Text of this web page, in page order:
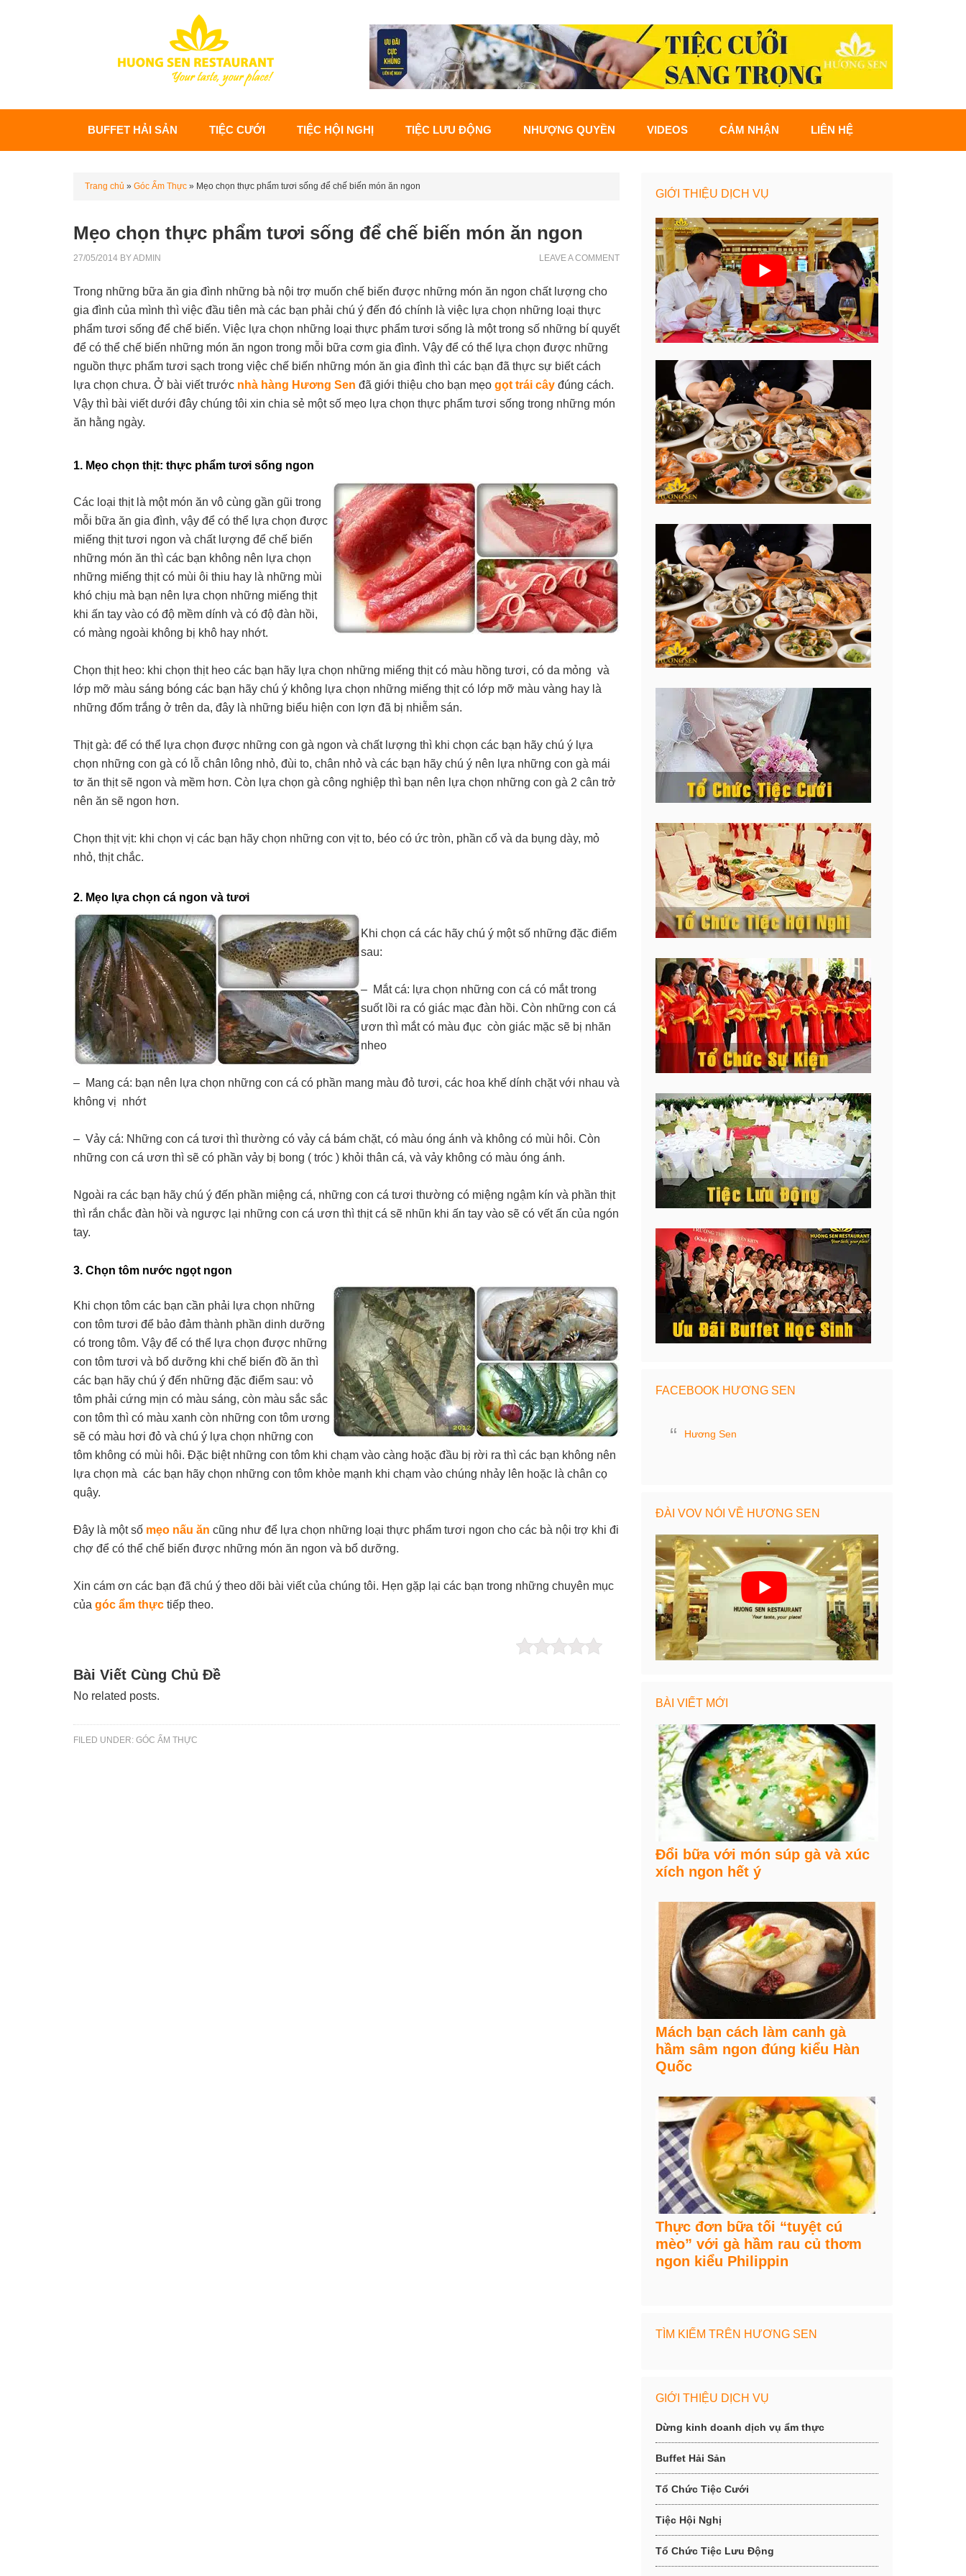
BUFFET HẢI SẢN TIỆC CƯỚI TIỆC HỘI NGHỊ TIỆC LƯU ĐỘNG NHƯỢNG QUYỀN VIDEOS CẢM NHẬN LIÊN HỆ
Trang chủ » Góc Ẩm Thực » Mẹo chọn thực phẩm tươi sống để chế biến món ăn ngon
Mẹo chọn thực phẩm tươi sống để chế biến món ăn ngon
27/05/2014 BYADMIN LEAVE A COMMENT
Trong những bữa ăn gia đình những bà nội trợ muốn chế biến được những món ăn ngon chất lượng cho
gia đình của mình thì việc đầu tiên mà các bạn phải chú ý đến đó chính là việc lựa chọn những loại thực
phẩm tươi sống để chế biến. Việc lựa chọn những loại thực phẩm tươi sống là một trong số những bí quyết
để có thể chế biến những món ăn ngon trong mỗi bữa cơm gia đình. Vậy để có thể lựa chọn được những
nguồn thực phẩm tươi sạch trong việc chế biến những món ăn gia đình thì các bạn đã thực sự biết cách
lựa chọn chưa. Ở bài viết trước nhà hàng Hương Sen đã giới thiệu cho bạn mẹo gọt trái cây đúng cách.
Vậy thì bài viết dưới đây chúng tôi xin chia sẻ một số mẹo lựa chọn thực phẩm tươi sống trong những món
ăn hằng ngày.
1. Mẹo chọn thịt: thực phẩm tươi sống ngon
Các loại thịt là một món ăn vô cùng gần gũi trong
mỗi bữa ăn gia đình, vậy để có thể lựa chọn được
miếng thịt tươi ngon và chất lượng để chế biến
những món ăn thì các bạn không nên lựa chọn
những miếng thịt có mùi ôi thiu hay là những mùi
khó chịu mà bạn nên lựa chọn những miếng thịt
khi ấn tay vào có độ mềm dính và có độ đàn hồi,
có màng ngoài không bị khô hay nhớt.
Chọn thịt heo: khi chọn thịt heo các bạn hãy lựa chọn những miếng thịt có màu hồng tươi, có da mỏng và
lớp mỡ màu sáng bóng các bạn hãy chú ý không lựa chọn những miếng thịt có lớp mỡ màu vàng hay là
những đốm trắng ở trên da, đây là những biểu hiện con lợn đã bị nhiễm sán.
Thịt gà: để có thể lựa chọn được những con gà ngon và chất lượng thì khi chọn các bạn hãy chú ý lựa
chọn những con gà có lỗ chân lông nhỏ, đùi to, chân nhỏ và các bạn hãy chú ý nên lựa những con gà mái
tơ ăn thịt sẽ ngon và mềm hơn. Còn lựa chọn gà công nghiệp thì bạn nên lựa chọn những con gà 2 cân trở
nên ăn sẽ ngon hơn.
Chọn thịt vịt: khi chọn vị các bạn hãy chọn những con vịt to, béo có ức tròn, phần cổ và da bụng dày, mỏ
nhỏ, thịt chắc.
2. Mẹo lựa chọn cá ngon và tươi
Khi chọn cá các hãy chú ý một số những đặc điểm
sau:
– Mắt cá: lựa chọn những con cá có mắt trong
suốt lồi ra có giác mạc đàn hồi. Còn những con cá
ươn thì mắt có màu đục còn giác mặc sẽ bị nhăn
nheo
– Mang cá: bạn nên lựa chọn những con cá có phần mang màu đỏ tươi, các hoa khế dính chặt với nhau và
không vị nhớt
– Vảy cá: Những con cá tươi thì thường có vảy cá bám chặt, có màu óng ánh và không có mùi hôi. Còn
những con cá ươn thì sẽ có phần vảy bị bong ( tróc ) khỏi thân cá, và vảy không có màu óng ánh.
Ngoài ra các bạn hãy chú ý đến phần miệng cá, những con cá tươi thường có miệng ngậm kín và phần thịt
thì rắn chắc đàn hồi và ngược lại những con cá ươn thì thịt cá sẽ nhũn khi ấn tay vào sẽ có vết ấn của ngón
tay.
3. Chọn tôm nước ngọt ngon
Khi chọn tôm các bạn cần phải lựa chọn những
con tôm tươi để bảo đảm thành phần dinh dưỡng
có trong tôm. Vậy để có thể lựa chọn được những
con tôm tươi và bổ dưỡng khi chế biến đồ ăn thì
các bạn hãy chú ý đến những đặc điểm sau: vỏ
tôm phải cứng mịn có màu sáng, còn màu sắc sắc
con tôm thì có màu xanh còn những con tôm ương
sẽ có màu hơi đỏ và chú ý lựa chọn những con
tôm không có mùi hôi. Đặc biệt những con tôm khi chạm vào càng hoặc đầu bị rời ra thì các bạn không nên
lựa chọn mà các bạn hãy chọn những con tôm khỏe mạnh khi chạm vào chúng nhảy lên hoặc là chân cọ
quậy.
Đây là một số mẹo nấu ăn cũng như để lựa chọn những loại thực phẩm tươi ngon cho các bà nội trợ khi đi
chợ để có thể chế biến được những món ăn ngon và bổ dưỡng.
Xin cám ơn các bạn đã chú ý theo dõi bài viết của chúng tôi. Hẹn gặp lại các bạn trong những chuyên mục
của góc ẩm thực tiếp theo.
Bài Viết Cùng Chủ Đề
No related posts.
FILED UNDER: GÓC ẨM THỰC
GIỚI THIỆU DỊCH VỤ
FACEBOOK HƯƠNG SEN
Hương Sen
ĐÀI VOV NÓI VỀ HƯƠNG SEN
BÀI VIẾT MỚI
Đổi bữa với món súp gà và xúc
xích ngon hết ý
Mách bạn cách làm canh gà
hầm sâm ngon đúng kiểu Hàn
Quốc
Thực đơn bữa tối “tuyệt cú
mèo” với gà hầm rau củ thơm
ngon kiểu Philippin
TÌM KIẾM TRÊN HƯƠNG SEN
GIỚI THIỆU DỊCH VỤ
Dừng kinh doanh dịch vụ ẩm thực
Buffet Hải Sản
Tổ Chức Tiệc Cưới
Tiệc Hội Nghị
Tổ Chức Tiệc Lưu Động